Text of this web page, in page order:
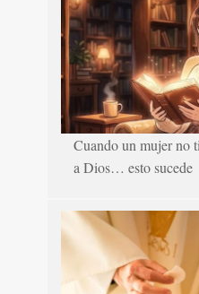
Cuando un mujer no
a Dios… esto sucede